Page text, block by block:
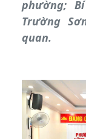
phường;
Trường
quan.